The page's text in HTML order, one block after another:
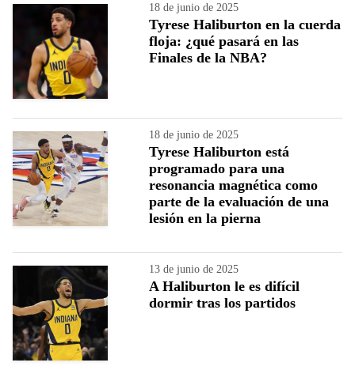
18 de junio de 2025
Tyrese Haliburton en la cuerda
floja: ¿qué pasará en las
Finales de la NBA?
18 de junio de 2025
Tyrese Haliburton está
programado para una
resonancia magnética como
parte de la evaluación de una
lesión en la pierna
13 de junio de 2025
A Haliburton le es difícil
dormir tras los partidos